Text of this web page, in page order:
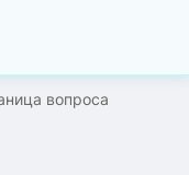
вопроса